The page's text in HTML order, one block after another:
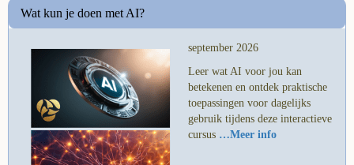
Wat kun je doen met AI?
september 2026
Leer wat AI voor jou kan
betekenen en ontdek praktische
toepassingen voor dagelijks
gebruik tijdens deze interactieve
cursus …Meer info